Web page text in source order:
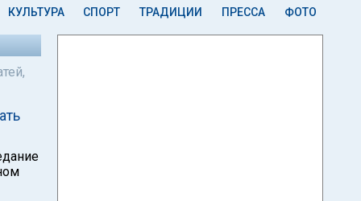
КУЛЬТУРА СПОРТ ТРАДИЦИИ ПРЕССА ФОТО